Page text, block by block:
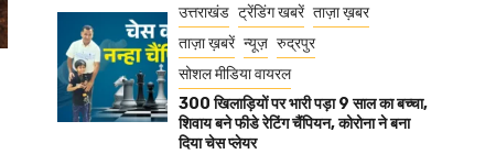
उत्तराखंड ट्रेंडिंग खबरें ताज़ा ख़बर
ताज़ा ख़बरें न्यूज़ रुद्रपुर
सोशल मीडिया वायरल
300 खिलाड़ियों पर भारी पड़ा 9 साल का बच्चा,
शिवाय बने फीडे रेटिंग चैंपियन, कोरोना ने बना
दिया चेस प्लेयर